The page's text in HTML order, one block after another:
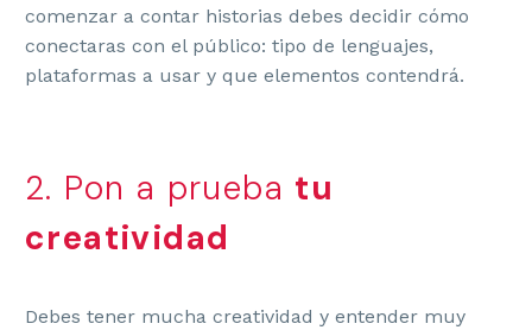
comenzar a contar historias debes decidir cómo
conectaras con el público: tipo de lenguajes,
plataformas a usar y que elementos contendrá.
2. Pon a prueba tu
creatividad
Debes tener mucha creatividad y entender muy